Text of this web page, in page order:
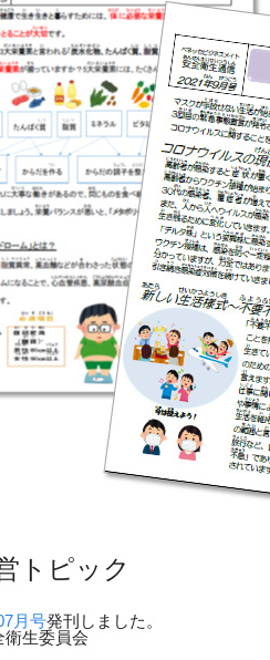
トピック
月号発刊しました。
生委員会